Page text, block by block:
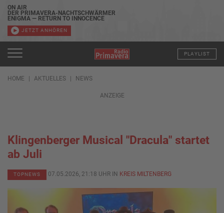
ON AIR
DER PRIMAVERA-NACHTSCHWÄRMER
ENIGMA — RETURN TO INNOCENCE
JETZT ANHÖREN
PLAYLIST
HOME AKTUELLES NEWS
ANZEIGE
Klingenberger Musical "Dracula" startet
ab Juli
TOPNEWS 07.05.2026, 21:18 UHR IN KREIS MILTENBERG